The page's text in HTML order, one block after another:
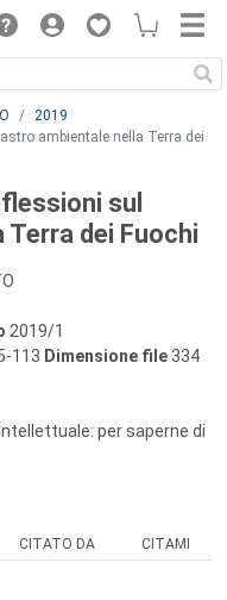
2019
ambientale nella Terra dei
sul
dei Fuochi
2019/1
113 Dimensione file 334
per saperne di
CITATO DA CITAMI